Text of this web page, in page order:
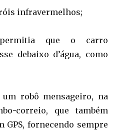
infravermelhos;
que o carro
debaixo d’água, como
robô mensageiro, na
correio, que também
GPS, fornecendo sempre